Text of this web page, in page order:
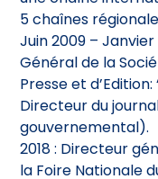
5 chaînes
Juin 2009 –
Général de la
Presse et d’Edition:
Directeur du
gouvernemental).
2018 : Directeur
la Foire Nationale